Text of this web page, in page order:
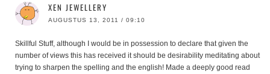
XEN JEWELLERY
AUGUSTUS 13, 2011 / 09:10
Skillful Stuff, although I would be in possession to declare that given the
number of views this has received it should be desirability meditating about
trying to sharpen the spelling and the english! Made a deeply good read